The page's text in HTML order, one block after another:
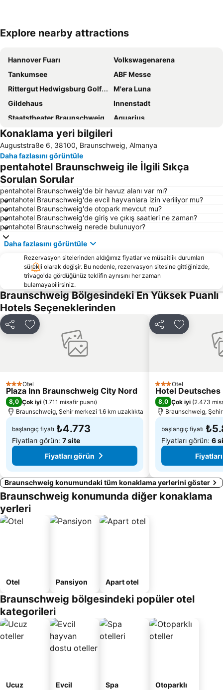
Haritayı genişlet
Explore nearby attractions
Hannover Fuarı
Volkswagenarena
Tankumsee
ABF Messe
Rittergut Hedwigsburg Golfing Club
M'era Luna
Gildehaus
Innenstadt
Staatstheater Braunschweig
Aquarius
Romantik-Park
Excalibur
Heidberg-Melverode
Lamme
Braunschweig Airport
Beatae Mariae Virginis
Northern Harz Mountains Snake Farm
Volkswagen AutoMuseum
Sole-Therme
Konaklama yeri bilgileri
Auguststraße 6, 38100, Braunschweig, Almanya
Daha fazlasını görüntüle
pentahotel Braunschweig ile İlgili Sıkça
Sorulan Sorular
pentahotel Braunschweig'de bir havuz alanı var mı?
pentahotel Braunschweig'de evcil hayvanlara izin veriliyor mu?
pentahotel Braunschweig'de otopark mevcut mu?
pentahotel Braunschweig'de giriş ve çıkış saatleri ne zaman?
pentahotel Braunschweig nerede bulunuyor?
Daha fazlasını görüntüle
Rezervasyon sitelerinden aldığımız fiyatlar ve müsaitlik durumları
sürekli olarak değişir. Bu nedenle, rezervasyon sitesine gittiğinizde,
trivago'da gördüğünüz teklifin aynısını her zaman
bulamayabilirsiniz.
Braunschweig Bölgesindeki En Yüksek Puanlı
Hotels Seçeneklerinden
Paylaş Favorilerime ekle
3 Yıldız
Otel
Plaza Inn Braunschweig City Nord
8,0 Çok iyi (1.711 misafir puanı)
Braunschweig, Şehir merkezi 1.6 km uzaklıkta
başlangıç fiyatı ₺4.773
Fiyatları görün: 7 site
Fiyatları görün
Paylaş
3 YıldızOtel
Hotel Deutsches
8,0 Çok iyi (2.473
Braunschweig,
başlangıç fiyatı
Fiyatları görün: 6
Braunschweig konumundaki tüm konaklama yerlerini göster
Braunschweig konumunda diğer konaklama
yerleri
Otel Pansiyon Apart otel
Braunschweig bölgesindeki popüler otel
kategorileri
Ucuz
Evcil
Spa
Otoparklı